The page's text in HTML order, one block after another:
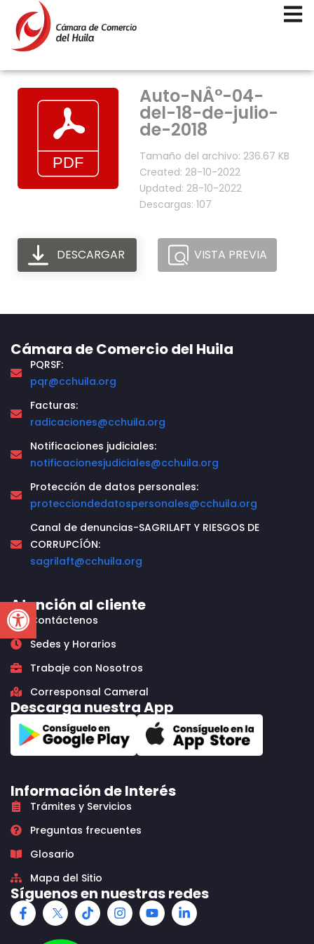
Open toolbar
Auto-NÂ°-04-
del-18-de-julio-
de-2018
Tamaño del archivo: 236.67 KB
Created: 28-10-2022
Updated: 28-10-2022
Descargas: 107
DESCARGAR VISTA PREVIA
Cámara de Comercio del Huila
PQRSF:
pqr@cchuila.org
Facturas:
radicaciones@cchuila.org
Notificaciones judiciales:
notificacionesjudiciales@cchuila.org
Protección de datos personales:
protecciondedatospersonales@cchuila.org
Canal de denuncias-SAGRILAFT Y RIESGOS DE
CORRUPCÍÓN:
sagrilaft@cchuila.org
Atención al cliente
Contáctenos
Sedes y Horarios
Trabaje con Nosotros
Corresponsal Cameral
Descarga nuestra App
Información de Interés
Trámites y Servicios
Preguntas frecuentes
Glosario
Mapa del Sitio
Síguenos en nuestras redes